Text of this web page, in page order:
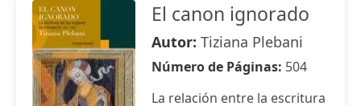
El canon ignorado
Autor: Tiziana Plebani
Número de Páginas: 504
La relación entre la escritura